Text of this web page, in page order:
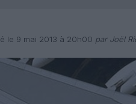
le 9 mai 2013 à 20h00 par Joël